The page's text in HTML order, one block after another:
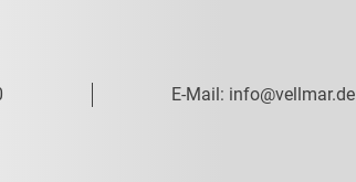
E-Mail: info@vellmar.de